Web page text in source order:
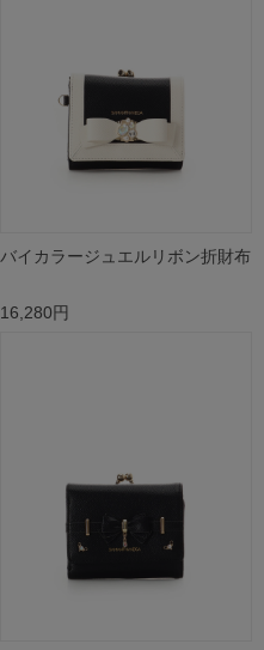
バイカラージュエルリボン折財布
16,280円